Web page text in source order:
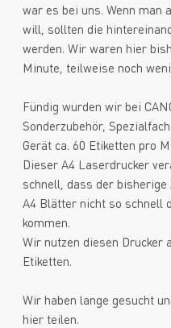
war es bei uns. Wenn man
will, sollten die
werden. Wir waren hier
Minute, teilweise noch
Fündig wurden wir bei
Sonderzubehör,
Gerät ca. 60 Etiketten pro
Dieser A4 Laserdrucker
schnell, dass der bisherige
A4 Blätter nicht so schnell
kommen.
Wir nutzen diesen Drucker
Etiketten.
Wir haben lange gesucht
hier teilen.